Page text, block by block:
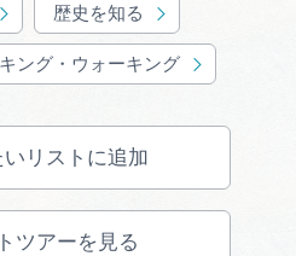
歴史を知る
ング・ウォーキング
リストに追加
ツアーを見る